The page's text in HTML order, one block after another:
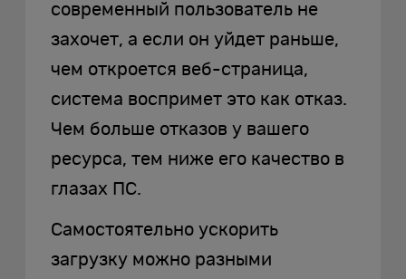
современный пользователь не
захочет, а если он уйдет раньше,
чем откроется веб-страница,
система воспримет это как отказ.
Чем больше отказов у вашего
ресурса, тем ниже его качество в
глазах ПС.
Самостоятельно ускорить
загрузку можно разными